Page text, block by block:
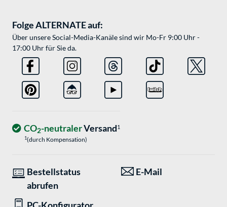
Folge ALTERNATE auf:
Über unsere Social-Media-Kanäle sind wir Mo-Fr 9:00 Uhr -
17:00 Uhr für Sie da.
CO2-neutralerVersand1
1(durch Kompensation)
Bestellstatus
abrufen
E-Mail